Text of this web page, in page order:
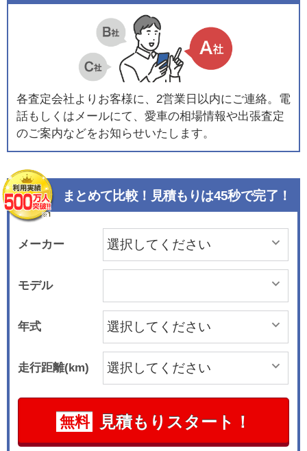
各査定会社よりお客様に、2営業日以内にご連絡。電
話もしくはメールにて、愛車の相場情報や出張査定
のご案内などをお知らせいたします。
まとめて比較！見積もりは45秒で完了！
メーカー
モデル
年式
走行距離(km)
無料 見積もりスタート！